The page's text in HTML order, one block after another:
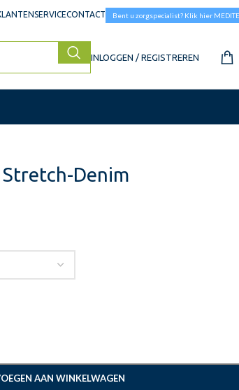
CONTACT Bent u zorgspecialist? Klik hier
INLOGGEN / REGISTREREN
Denim
AAN WINKELWAGEN